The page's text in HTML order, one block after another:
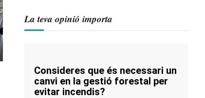
La teva opinió importa
Consideres que és necessari un
canvi en la gestió forestal per
evitar incendis?